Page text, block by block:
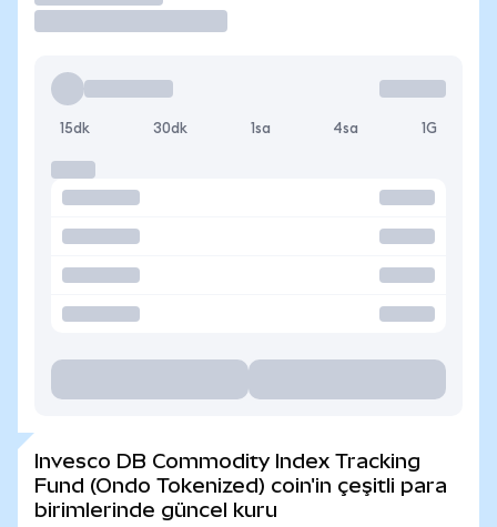
15dk 30dk 1sa 4sa 1G
Invesco DB Commodity Index Tracking
Fund (Ondo Tokenized) coin'in çeşitli para
birimlerinde güncel kuru